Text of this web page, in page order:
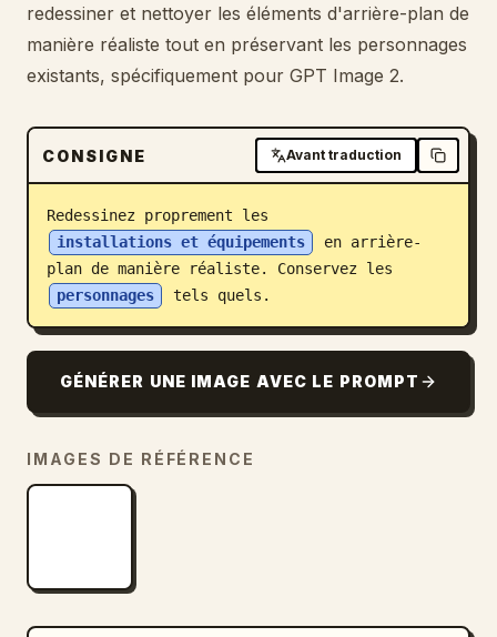
Invites
Tarifs
Télécharger
Blog
Mises à jour
redessiner et nettoyer les éléments d'arrière-plan de
manière réaliste tout en préservant les personnages
existants, spécifiquement pour GPT Image 2.
CONSIGNE Avant traduction
Redessinez proprement les
installations et équipements
en arrière-
plan de manière réaliste. Conservez les
personnages
tels quels.
GÉNÉRER UNE IMAGE AVEC LE PROMPT
IMAGES DE RÉFÉRENCE